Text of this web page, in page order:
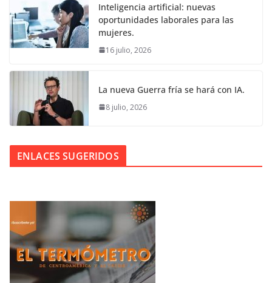
Inteligencia artificial: nuevas
oportunidades laborales para las
mujeres.
16 julio, 2026
La nueva Guerra fría se hará con IA.
8 julio, 2026
ENLACES SUGERIDOS